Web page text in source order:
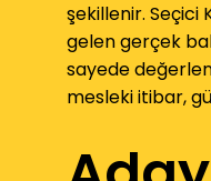
şekillenir. Seçici
gelen gerçek
sayede
mesleki itibar,